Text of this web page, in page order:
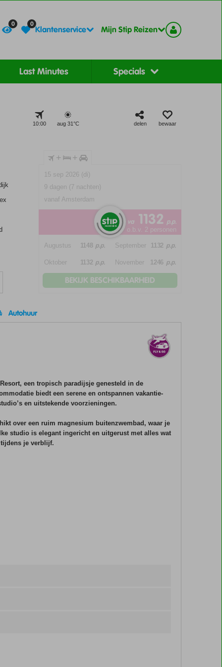
0 0
Klantenservice Mijn Stip Reizen
Last Minutes Specials
10:00 aug 31°C delen bewaar
+ +
15 sep 2026 (di)
9 dagen (7 nachten)
vanaf Amsterdam
va 1132 p.p.
o.b.v. 2 personen
Augustus 1148 p.p. September 1132 p.p.
Oktober 1132 p.p. November 1246 p.p.
BEKIJK BESCHIKBAARHEID
Autohuur
een tropisch paradijsje genesteld in de
biedt een serene en ontspannen vakantie-
en uitstekende voorzieningen.
over een ruim magnesium buitenzwembad, waar je
studio is elegant ingericht en uitgerust met alles wat
je verblijf.